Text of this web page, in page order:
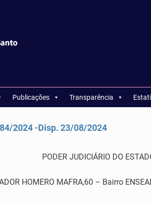
Publicações Transparência
2024 -Disp. 23/08/2024
PODER JUDICIÁRIO DO
HOMERO MAFRA,60 – Bairro